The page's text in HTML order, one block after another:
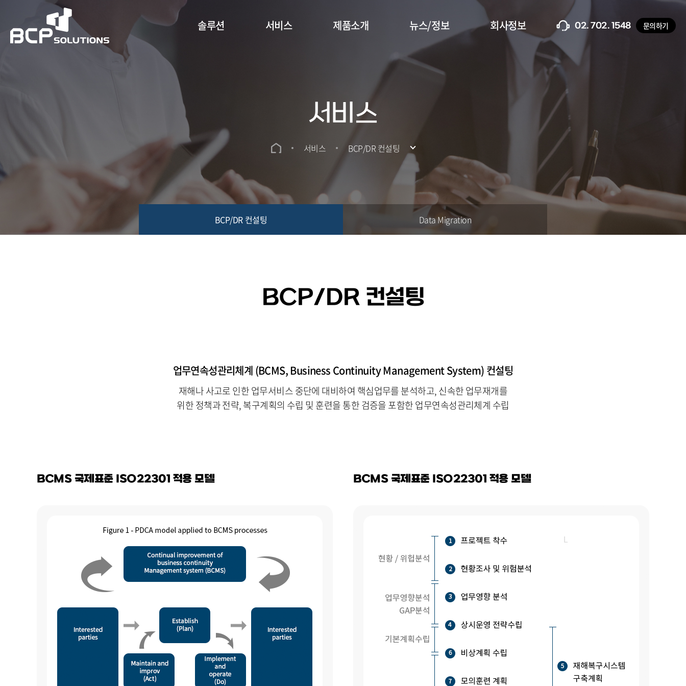
솔루션 서비스 제품소개 뉴스/정보 회사정보 02. 702. 1548 문의하기
서비스
서비스 BCP/DR 컨설팅
BCP/DR 컨설팅 Data Migration
BCP/DR 컨설팅
업무연속성관리체계 (BCMS, Business Continuity Management System) 컨설팅
재해나 사고로 인한 업무서비스 중단에 대비하여 핵심업무를 분석하고, 신속한 업무재개를
위한 정책과 전략, 복구계획의 수립 및 훈련을 통한 검증을 포함한 업무연속성관리체계 수립
BCMS 국제표준 ISO22301 적용 모델 BCMS 국제표준 ISO22301 적용 모델